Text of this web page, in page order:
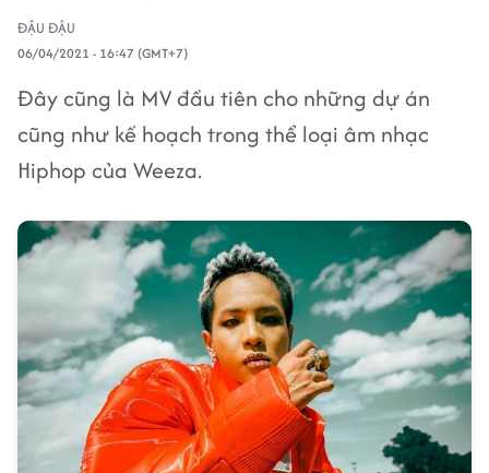
ĐẬU ĐẬU
06/04/2021 - 16:47 (GMT+7)
Đây cũng là MV đầu tiên cho những dự án
cũng như kế hoạch trong thể loại âm nhạc
Hiphop của Weeza.